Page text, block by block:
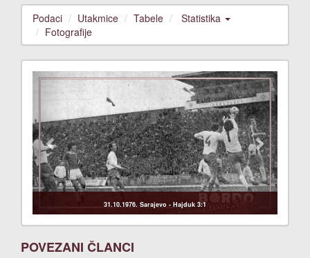
Podaci Utakmice Tabele
Statistika
Fotografije
31.10.1976. Sarajevo - Hajduk 3:1
Previous Next
POVEZANI ČLANCI